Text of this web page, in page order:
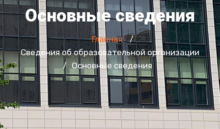
Основные сведения
Главная /
Сведения об образовательной организации
/ Основные сведения